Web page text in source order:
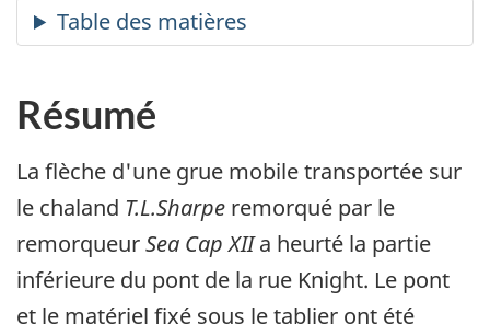
Résumé
La flèche d'une grue mobile transportée sur
le chaland T.L.Sharpe remorqué par le
remorqueurSea Cap XIIa heurté la partie
inférieure du pont de la rue Knight. Le pont
et le matériel fixé sous le tablier ont été